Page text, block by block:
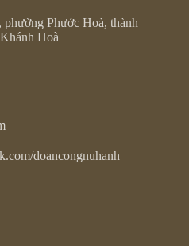
Phước Hoà, thành
Hoà
doancongnuhanh